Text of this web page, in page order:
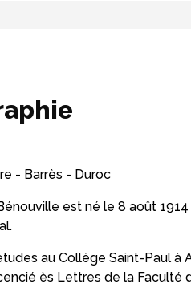
- Barrès - Duroc
est né le 8 août
au Collège Saint-Paul à
ès Lettres de la Faculté